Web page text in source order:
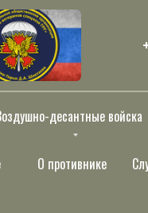
десантные войска
О противнике